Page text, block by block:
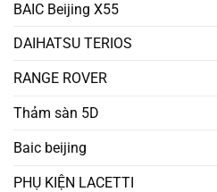
BAIC Beijing X55
DAIHATSU TERIOS
RANGE ROVER
Thảm sàn 5D
Baic beijing
PHỤ KIỆN LACETTI